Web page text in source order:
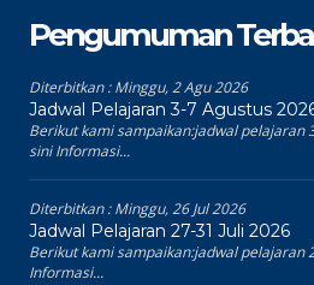
Pengumuman
Diterbitkan :Minggu, 2 Agu 2026
Jadwal Pelajaran 3-7 Agustus
Berikut kami sampaikan:jadwal pelajaran
sini Informasi...
Diterbitkan :Minggu, 26 Jul 2026
Jadwal Pelajaran 27-31 Juli 2026
Berikut kami sampaikan:jadwal pelajaran
Informasi...